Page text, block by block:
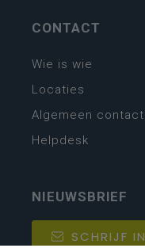
CONTACT
Wie is wie
Locaties
Algemeen contact
Helpdesk
NIEUWSBRIEF
SCHRIJF IN